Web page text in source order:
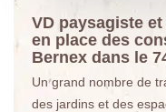
VD paysagiste
en place des
Bernex dans le
Un grand nombre de
des jardins et des